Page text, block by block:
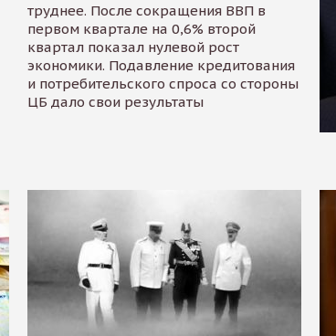
труднее. После сокращения ВВП в
первом квартале на 0,6% второй
квартал показал нулевой рост
экономики. Подавление кредитования
и потребительского спроса со стороны
ЦБ дало свои результаты